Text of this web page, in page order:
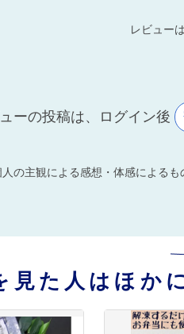
レビュー
ーの投稿は、ログイン後
の主観による感想・体感によるも
見た人はほか